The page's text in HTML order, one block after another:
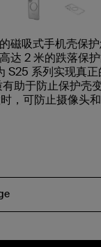
磁吸式手机壳保
达 2 米的跌落保
S25 系列实现真
助于防止保护壳
，可防止摄像头和